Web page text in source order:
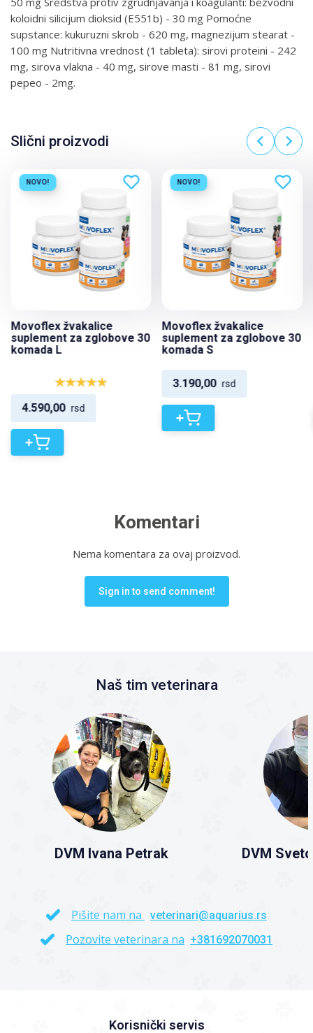
koloidni silicijum dioksid (E551b) - 30 mg Pomoćne
supstance: kukuruzni skrob - 620 mg, magnezijum stearat -
100 mg Nutritivna vrednost (1 tableta): sirovi proteini - 242
mg, sirova vlakna - 40 mg, sirove masti - 81 mg, sirovi
pepeo - 2mg.
Slični proizvodi
NOVO!
Movoflex žvakalice
suplement za zglobove 30
komada L
4.590,00 rsd
+
NOVO!
Movoflex žvakalice
suplement za zglobove 30
komada S
3.190,00 rsd
+
Komentari
Nema komentara za ovaj proizvod.
Sign in to send comment!
Naš tim veterinara
DVM Ivana Petrak DVM
Pišite nam na veterinari@aquarius.rs
Pozovite veterinara na +381692070031
Korisnički servis